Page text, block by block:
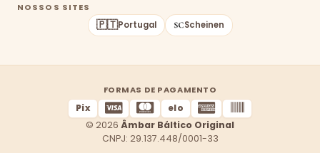
NOSSOS SITES
🇵🇹Portugal Scheinen
FORMAS DE PAGAMENTO
Pix
elo
© 2026 Âmbar Báltico Original
CNPJ: 29.137.448/0001-33